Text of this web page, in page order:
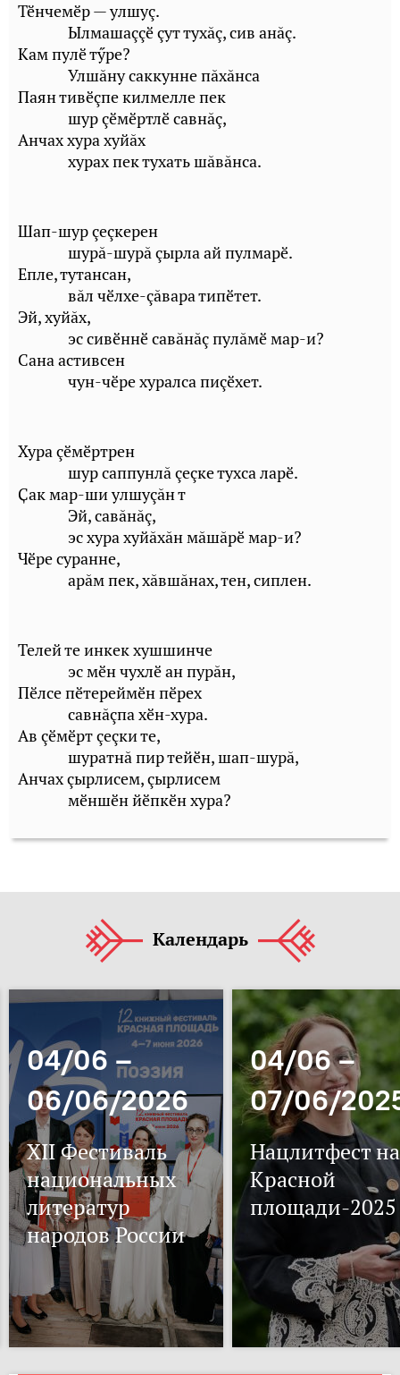
Тӗнчемӗр — улшуç.
Ылмашаççӗ çут тухăç, сив анăç.
Кам пулӗ тӳре?
Улшăну саккунне пăхăнса
Паян тивӗçпе килмелле пек
шур çӗмӗртлӗ савнăç,
Анчах хура хуйăх
хурах пек тухать шăвăнса.
Шап-шур çеçкерен
шурă-шурă çырла ай пулмарӗ.
Епле, тутансан,
вăл чӗлхе-çăвара типӗтет.
Эй, хуйăх,
эс сивӗннӗ савăнăç пулăмӗ мар-и?
Сана астивсен
чун-чӗре хуралса пиçӗхет.
Хура çӗмӗртрен
шур саппунлă çеçке тухса ларӗ.
Ҫак мар-ши улшуçăн т
Эй, савăнăç,
эс хура хуйăхăн мăшăрӗ мар-и?
Чӗре суранне,
арăм пек, хăвшăнах, тен, сиплен.
Телей те инкек хушшинче
эс мӗн чухлӗ ан пурăн,
Пӗлсе пӗтереймӗн пӗрех
савнăçпа хӗн-хура.
Ав çӗмӗрт çеçки те,
шуратнă пир тейӗн, шап-шурă,
Анчах çырлисем, çырлисем
мӗншӗн йӗпкӗн хура?
Календарь
04/06 –
06/06/2026
XII Фестиваль
национальных
литератур
народов России
04/06 –
07/06/
Нацлитфест на
Красной
площади-2025